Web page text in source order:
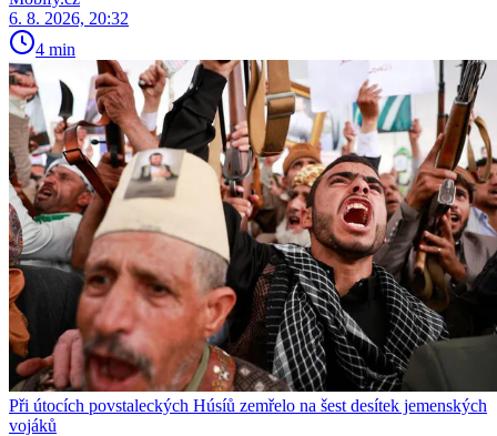
6. 8. 2026, 20:32
4 min
Při útocích povstaleckých Húsíů zemřelo na šest desítek jemenských
vojáků